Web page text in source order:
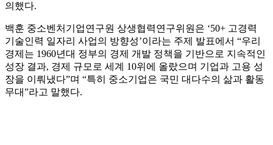
의했다.
백훈 중소벤처기업연구원 상생협력연구위원은 ‘50+ 고경력
기술인력 일자리 사업의 방향성’이라는 주제 발표에서 “우리
경제는 1960년대 정부의 경제 개발 정책을 기반으로 지속적인
성장 결과, 경제 규모로 세계 10위에 올랐으며 기업과 고용 성
장을 이뤄냈다”며 “특히 중소기업은 국민 대다수의 삶과 활동
무대”라고 말했다.